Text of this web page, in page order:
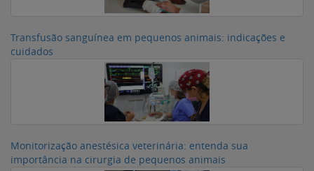
Transfusão sanguínea em pequenos animais: indicações e
cuidados
Monitorização anestésica veterinária: entenda sua
importância na cirurgia de pequenos animais